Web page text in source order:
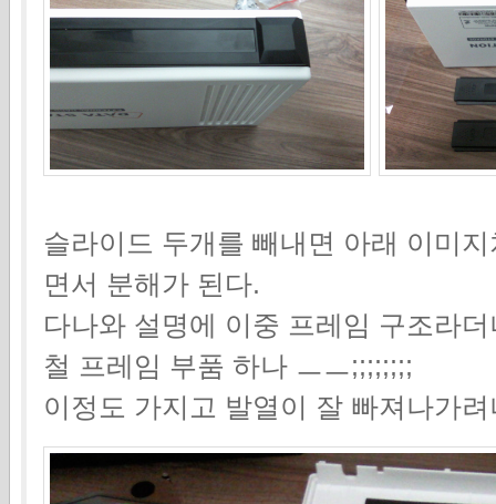
슬라이드 두개를 빼내면 아래 이미
면서 분해가 된다.
다나와 설명에 이중 프레임 구조라
철 프레임 부품 하나 ㅡㅡ;;;;;;;;
이정도 가지고 발열이 잘 빠져나가